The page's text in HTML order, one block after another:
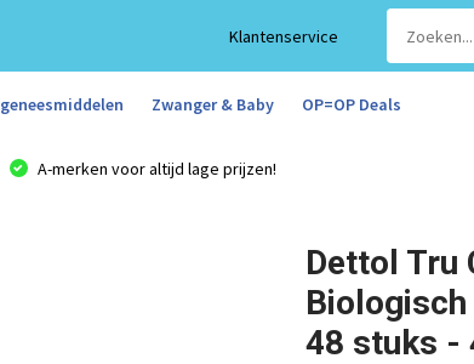
Klantenservice
Zwanger & Baby OP=OP Deals
A-merken voor altijd lage prijzen!
Dettol Tru
48 stuks -